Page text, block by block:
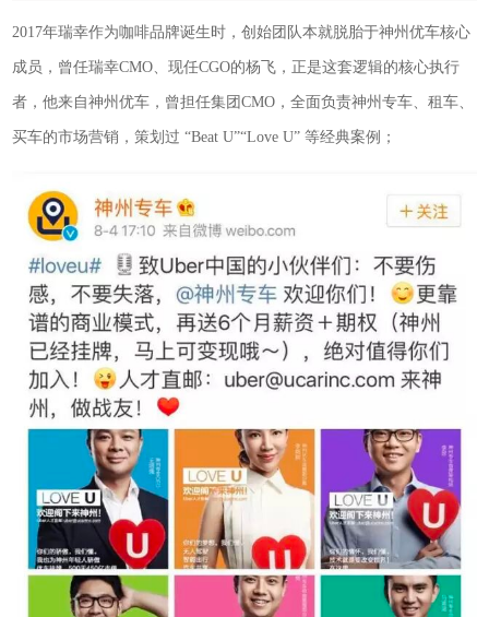
2017年瑞幸作为咖啡品牌诞生时，创始团队本就脱胎于神州优车核心
成员，曾任瑞幸CMO、现任CGO的杨飞，正是这套逻辑的核心执行
者，他来自神州优车，曾担任集团CMO，全面负责神州专车、租车、
买车的市场营销，策划过 “Beat U”“Love U” 等经典案例；